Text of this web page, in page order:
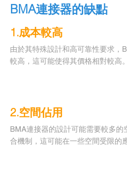
BMA連接器的缺點
1.成本較高
由於其特殊設計和高可靠性要求，
較高，這可能使得其價格相對較高。
2.空間佔用
BMA連接器的設計可能需要較多的
合機制，這可能在一些空間受限的